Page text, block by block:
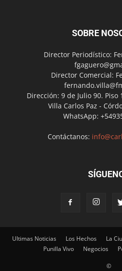
SOBRE
Director Periodístico:
Director Comercial:
Dirección: 9 de Julio 90. Piso
Villa Carlos Paz -
WhatsApp:
Contáctanos:
Ultimas Noticias Los Hechos La
Punilla Vivo
Negocios
©